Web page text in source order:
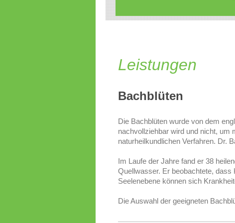
Leistungen
Bachblüten
Die Bachblüten wurde von dem
nachvollziehbar wird und nicht, um
naturheilkundlichen Verfahren. Dr.
Im Laufe der Jahre fand er 38
Quellwasser. Er beobachtete,
Seelenebene können sich
Die Auswahl der geeigneten